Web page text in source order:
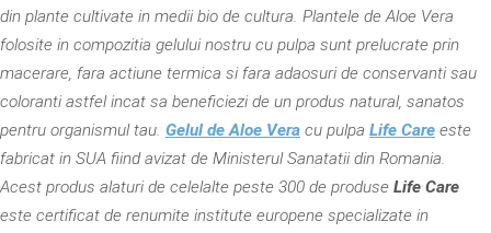
din plante cultivate in medii bio de cultura. Plantele de Aloe Vera
folosite in compozitia gelului nostru cu pulpa sunt prelucrate prin
macerare, fara actiune termica si fara adaosuri de conservanti sau
coloranti astfel incat sa beneficiezi de un produs natural, sanatos
pentru organismul tau. Gelul de Aloe Vera cu pulpa Life Care este
fabricat in SUA fiind avizat de Ministerul Sanatatii din Romania.
Acest produs alaturi de celelalte peste 300 de produse Life Care
este certificat de renumite institute europene specializate in